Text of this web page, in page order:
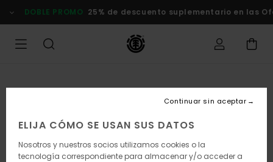
la
DOBLE PROMO 25% de descuento suplementario en las
ELIJA CÓMO SE USAN SUS DATOS
Nosotros y nuestros socios utilizamos cookies o la
tecnología correspondiente para almacenar y/o acceder a
Continuar sin aceptar